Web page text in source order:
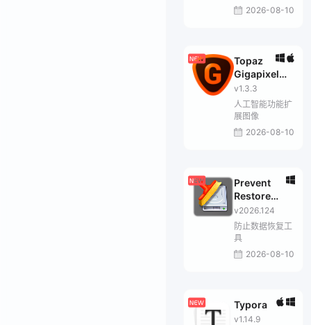
2026-08-10
Topaz
Gigapixel
Pro
v1.3.3
人工智能功能扩
展图像
2026-08-10
Prevent
Restore
Professional
v2026.124
防止数据恢复工
具
2026-08-10
Typora
v1.14.9